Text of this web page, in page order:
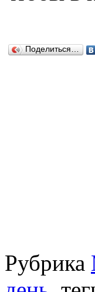
Поделиться…
Рубрика